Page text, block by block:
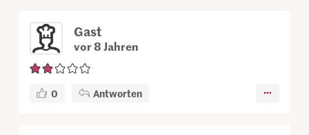
Gast
vor 8 Jahren
0 Antworten